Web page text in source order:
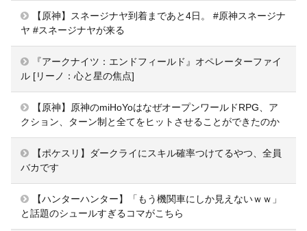
【原神】スネージナヤ到着まであと4日。 #原神スネージナ
ヤ #スネージナヤが来る
『アークナイツ：エンドフィールド』オペレーターファイ
ル [リーノ：心と星の焦点]
【原神】原神のmiHoYoはなぜオープンワールドRPG、ア
クション、ターン制と全てをヒットさせることができたのか
【ポケスリ】ダークライにスキル確率つけてるやつ、全員
バカです
【ハンターハンター】「もう機関車にしか見えないｗｗ」
と話題のシュールすぎるコマがこちら